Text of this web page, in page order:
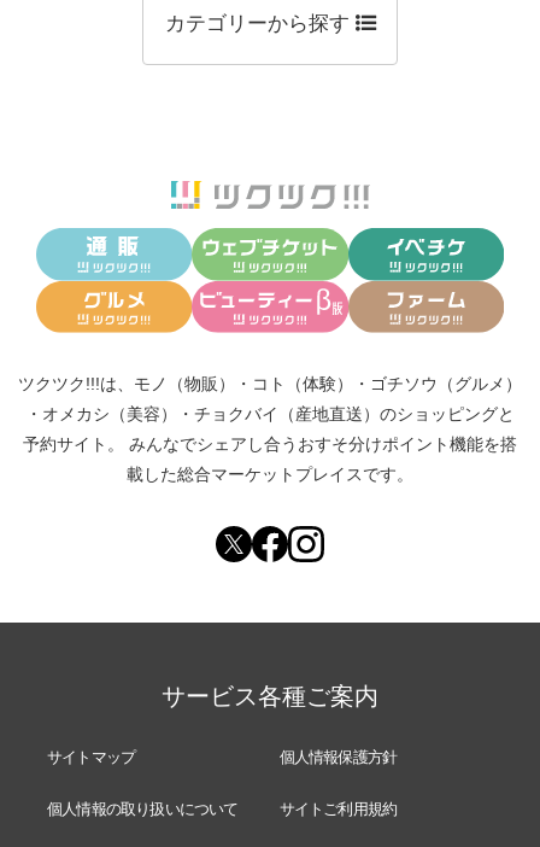
カテゴリーから探す
ツクツク!!!は、 モノ（物販） ・ コト（体験） ・ ゴチソウ（グルメ）
・ オメカシ（美容） ・ チョクバイ（産地直送） のショッピングと
予約サイト。
みんなでシェアし合う おすそ分けポイント機能を搭
載した総合マーケットプレイスです。
サービス各種ご案内
サイトマップ 個人情報保護方針
個人情報の取り扱いについて サイトご利用規約